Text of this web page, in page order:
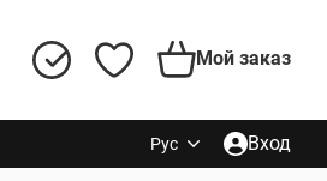
Мой заказ
Рус Вход